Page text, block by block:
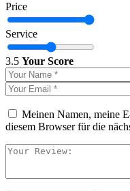
Price
Service
3.5 Your Score
Meinen Namen, meine
diesem Browser für die